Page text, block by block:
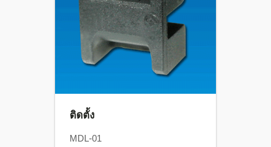
ติดตั้ง
MDL-01